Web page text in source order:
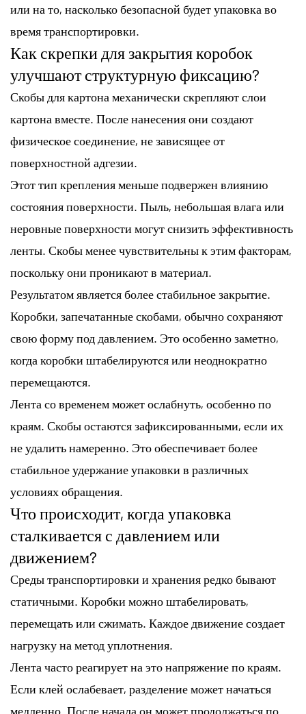
или на то, насколько безопасной будет упаковка во
время транспортировки.
Как скрепки для закрытия коробок
улучшают структурную фиксацию?
Скобы для картона механически скрепляют слои
картона вместе. После нанесения они создают
физическое соединение, не зависящее от
поверхностной адгезии.
Этот тип крепления меньше подвержен влиянию
состояния поверхности. Пыль, небольшая влага или
неровные поверхности могут снизить эффективность
ленты. Скобы менее чувствительны к этим факторам,
поскольку они проникают в материал.
Результатом является более стабильное закрытие.
Коробки, запечатанные скобами, обычно сохраняют
свою форму под давлением. Это особенно заметно,
когда коробки штабелируются или неоднократно
перемещаются.
Лента со временем может ослабнуть, особенно по
краям. Скобы остаются зафиксированными, если их
не удалить намеренно. Это обеспечивает более
стабильное удержание упаковки в различных
условиях обращения.
Что происходит, когда упаковка
сталкивается с давлением или
движением?
Среды транспортировки и хранения редко бывают
статичными. Коробки можно штабелировать,
перемещать или сжимать. Каждое движение создает
нагрузку на метод уплотнения.
Лента часто реагирует на это напряжение по краям.
Если клей ослабевает, разделение может начаться
медленно. После начала он может продолжаться по